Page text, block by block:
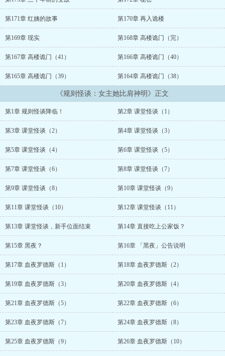
钰的脖颈， “真是美味啊……”副本二：血夜罗德斯玫瑰小巷的更
名，四位玫瑰小姐的惨死，奇怪的骷髅人，无数的雾影，甚至还有与
方钰长得一模一样的男人！ 在雨夜中，找到真正的玫瑰！你猜玫瑰
在哪？③回不去的家客厅的灰白小孩报纸，木雕店里的越来越有人形
的假人，它们有什么秘密？ 我的家在哪？谁又是我真正的父母？④
天音中学回忆录（略长，进行中）暂定副本：无罪之证书中人高楼诡
门...
第171章 红姨的故事 第170章 再入诡楼
第169章 现实 第168章 高楼诡门（完）
第167章 高楼诡门（41） 第166章 高楼诡门（40）
第165章 高楼诡门（39） 第164章 高楼诡门（38）
《规则怪谈：女主她比肩神明》正文
第1章 规则怪谈降临！ 第2章 课堂怪谈（1）
第3章 课堂怪谈（2） 第4章 课堂怪谈（3）
第5章 课堂怪谈（4） 第6章 课堂怪谈（5）
第7章 课堂怪谈（6） 第8章 课堂怪谈（7）
第9章 课堂怪谈（8） 第10章 课堂怪谈（9）
第11章 课堂怪谈（10） 第12章 课堂怪谈（11）
第13章 课堂怪谈，新手位面结束 第14章 直接吃上公家饭？
第15章 黑夜？ 第16章 「黑夜」公告说明
第17章 血夜罗德斯（1） 第18章 血夜罗德斯（2）
第19章 血夜罗德斯（3） 第20章 血夜罗德斯（4）
第21章 血夜罗德斯（5） 第22章 血夜罗德斯（6）
第23章 血夜罗德斯（7） 第24章 血夜罗德斯（8）
第25章 血夜罗德斯（9） 第26章 血夜罗德斯（10）